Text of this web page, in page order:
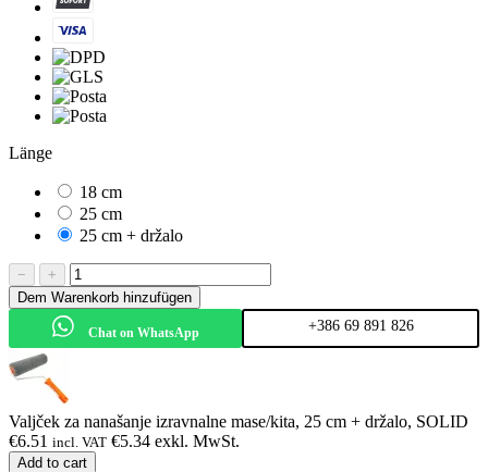
Länge
18 cm
25 cm
25 cm + držalo
−
+
Dem Warenkorb hinzufügen
Chat on WhatsApp +386 69 891 826
Valjček za nanašanje izravnalne mase/kita, 25 cm + držalo, SOLID
€6.51 incl. VAT €5.34 exkl. MwSt.
Add to cart